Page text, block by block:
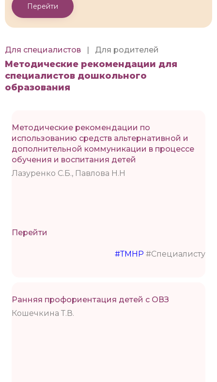
Перейти
Для специалистов | Для родителей
Методические рекомендации для
специалистов дошкольного
образования
Методические рекомендации по
использованию средств альтернативной и
дополнительной коммуникации в процессе
обучения и воспитания детей
Лазуренко С.Б., Павлова Н.Н
Перейти
#ТМНР #Специалисту
Ранняя профориентация детей с ОВЗ
Кошечкина Т.В.